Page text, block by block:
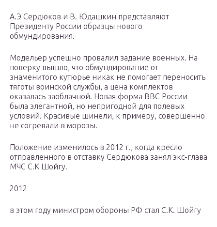
А.Э Сердюков и В. Юдашкин представляют
Президенту России образцы нового
обмундирования.
Модельер успешно провалил задание военных. На
поверку вышло, что обмундирование от
знаменитого кутюрье никак не помогает переносить
тяготы воинской службы, а цена комплектов
оказалась заоблачной. Новая форма ВВС России
была элегантной, но непригодной для полевых
условий. Красивые шинели, к примеру, совершенно
не согревали в морозы.
Положение изменилось в 2012 г., когда кресло
отправленного в отставку Сердюкова занял экс-глава
МЧС С.К Шойгу.
2012
в этом году министром обороны РФ стал С.К. Шойгу